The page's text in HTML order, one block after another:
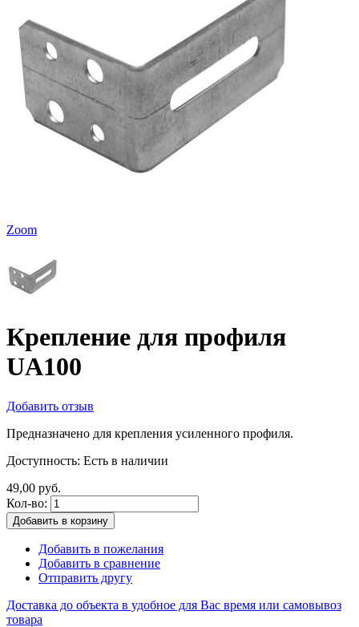
Zoom
Крепление для профиля
UA100
Добавить отзыв
Предназначено для крепления усиленного профиля.
Доступность: Есть в наличии
49,00 руб.
Кол-во:
Добавить в корзину
Добавить в пожелания
Добавить в сравнение
Отправить другу
Доставка до объекта в удобное для Вас время или самовывоз
товара